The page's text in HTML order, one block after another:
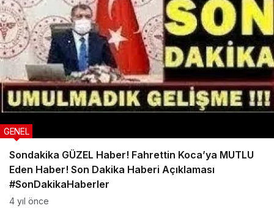
Sondakika GÜZEL Haber! Fahrettin Koca’ya MUTLU
Eden Haber! Son Dakika Haberi Açıklaması
#SonDakikaHaberler
GENEL
4 yıl önce